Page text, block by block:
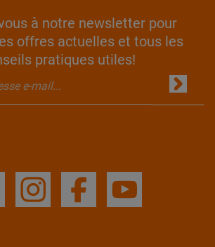
à notre newsletter pour
offres actuelles et tous les
pratiques utiles!